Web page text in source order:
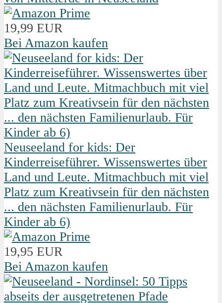
19,99 EUR
Bei Amazon kaufen
Neuseeland for kids: Der
Kinderreiseführer. Wissenswertes über
Land und Leute. Mitmachbuch mit viel
Platz zum Kreativsein für den nächsten
... den nächsten Familienurlaub. Für
Kinder ab 6)
19,95 EUR
Bei Amazon kaufen